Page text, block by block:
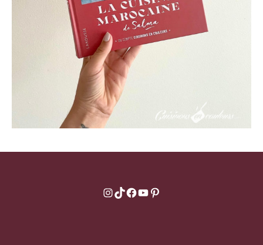
Instagram
TikTok
Facebook
YouTube
Pinterest